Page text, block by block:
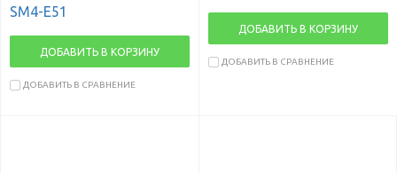
SM4-E51
ДОБАВИТЬ В КОРЗИНУ
ДОБАВИТЬ В СРАВНЕНИЕ
ДОБАВИТЬ В КОРЗИНУ
ДОБАВИТЬ В СРАВНЕНИЕ